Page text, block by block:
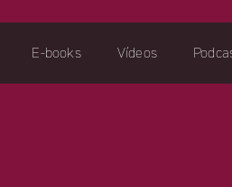
E-books Vídeos